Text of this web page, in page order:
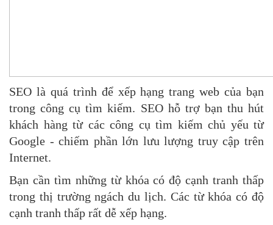
SEO là quá trình để xếp hạng trang web của bạn
trong công cụ tìm kiếm. SEO hỗ trợ bạn thu hút
khách hàng từ các công cụ tìm kiếm chủ yếu từ
Google - chiếm phần lớn lưu lượng truy cập trên
Internet.
Bạn cần tìm những từ khóa có độ cạnh tranh thấp
trong thị trường ngách du lịch. Các từ khóa có độ
cạnh tranh thấp rất dễ xếp hạng.